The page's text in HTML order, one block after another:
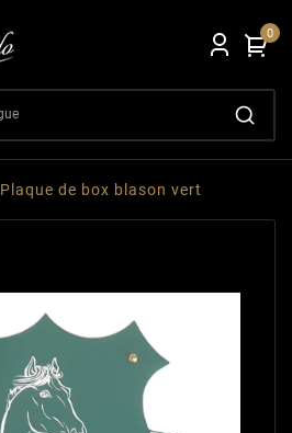
0
Plaque de box blason vert